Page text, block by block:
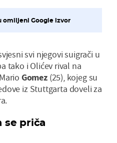
omiljeni Google izvor
svi njegovi suigrači u
tako i Olićev rival na
Gomez (25), kojeg su
iz Stuttgarta doveli za
se priča